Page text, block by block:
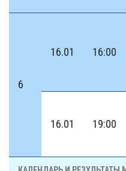
6
16.01 16:00
16.01 19:00